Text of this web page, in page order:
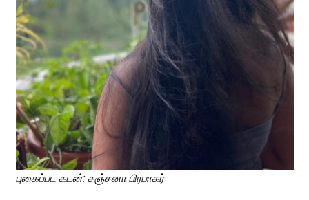
புகைப்பட கடன்: சஞ்சனா பிரபாகர்